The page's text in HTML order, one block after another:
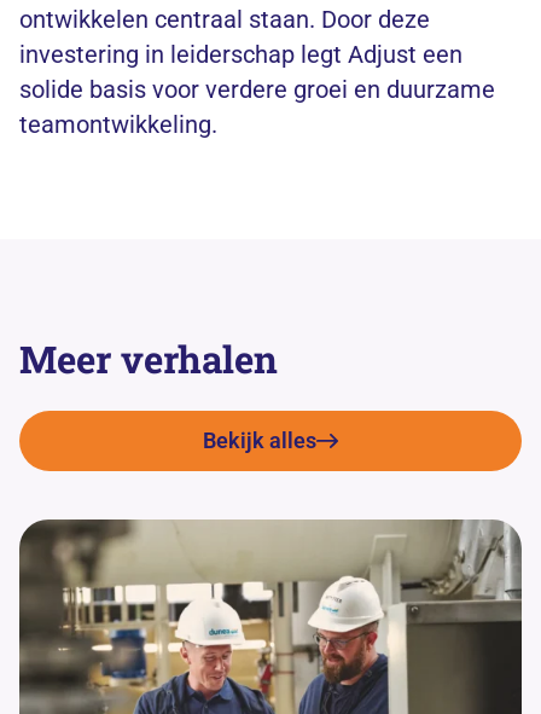
ontwikkelen centraal staan. Door deze
investering in leiderschap legt Adjust een
solide basis voor verdere groei en duurzame
teamontwikkeling.
Meer verhalen
Bekijk alles